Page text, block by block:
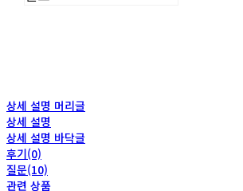
상세 설명 머리글
상세 설명
상세 설명 바닥글
후기(0)
질문(10)
관련 상품